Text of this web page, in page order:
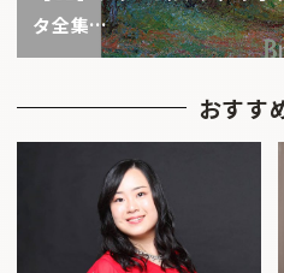
タ全集…
おすす